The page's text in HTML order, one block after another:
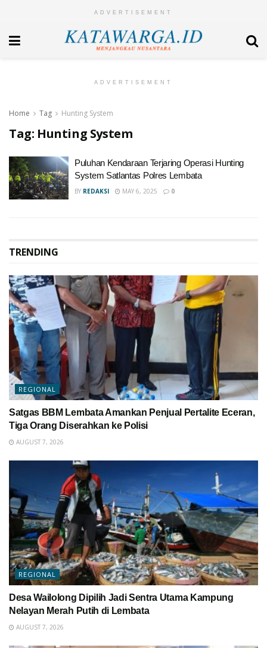
ADVERTISEMENT
ADVERTISEMENT
Home Tag Hunting System
Tag: Hunting System
Puluhan Kendaraan Terjaring Operasi Hunting
System Satlantas Polres Lembata
BY REDAKSI MAY 6, 2025 0
TRENDING
REGIONAL
Satgas BBM Lembata Amankan Penjual Pertalite Eceran,
Tiga Orang Diserahkan ke Polisi
AUGUST 7, 2026
REGIONAL
Desa Wailolong Dipilih Jadi Sentra Utama Kampung
Nelayan Merah Putih di Lembata
AUGUST 7, 2026